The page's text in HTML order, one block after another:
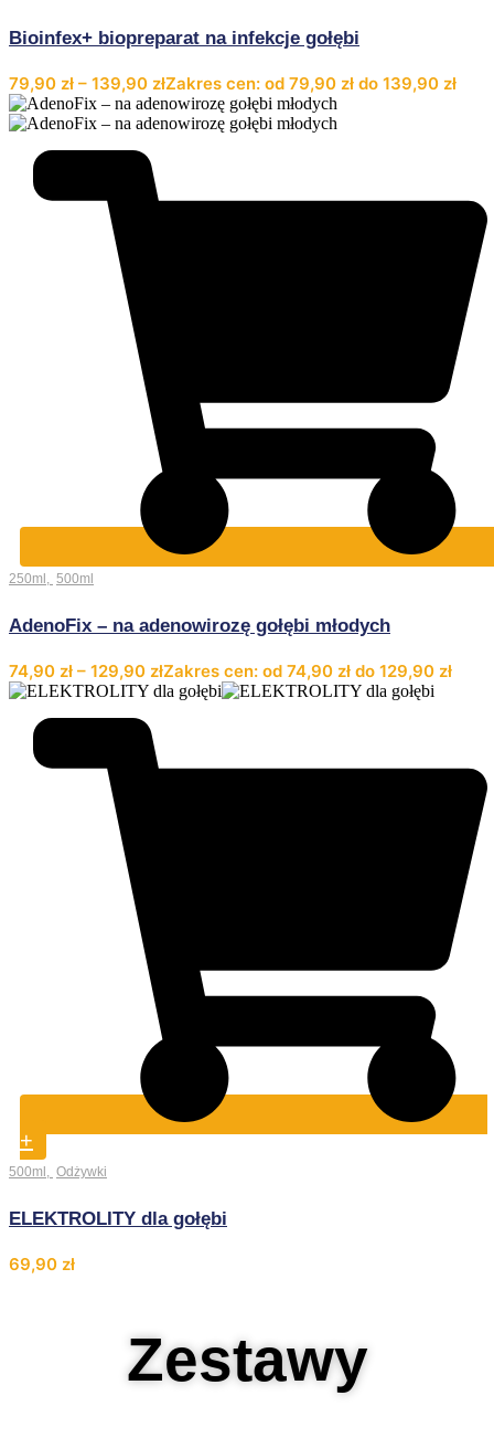
Bioinfex+ biopreparat na infekcje gołębi
79,90 zł – 139,90 złZakres cen: od 79,90 zł do 139,90 zł
250ml , 500ml
AdenoFix – na adenowirozę gołębi młodych
74,90 zł – 129,90 złZakres cen: od 74,90 zł do 129,90 zł
+
500ml , Odżywki
ELEKTROLITY dla gołębi
69,90 zł
Zestawy